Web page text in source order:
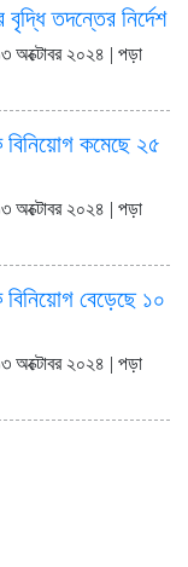
নতুন
প্রথম
তদন্তের নির্দেশ
অক্টোবর ২০২৪ | পড়া
বিনিয়োগ কমেছে ২৫
অক্টোবর ২০২৪ | পড়া
বিনিয়োগ বেড়েছে ১০
অক্টোবর ২০২৪ | পড়া